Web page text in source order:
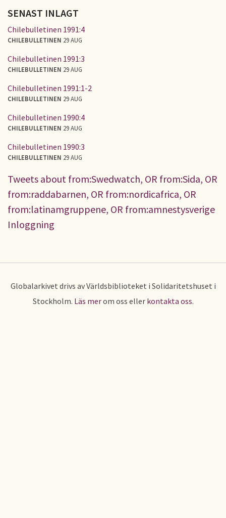
SENAST INLAGT
Chilebulletinen 1991:4
CHILEBULLETINEN 29 AUG
Chilebulletinen 1991:3
CHILEBULLETINEN 29 AUG
Chilebulletinen 1991:1-2
CHILEBULLETINEN 29 AUG
Chilebulletinen 1990:4
CHILEBULLETINEN 29 AUG
Chilebulletinen 1990:3
CHILEBULLETINEN 29 AUG
Tweets about from:Swedwatch, OR from:Sida, OR
from:raddabarnen, OR from:nordicafrica, OR
from:latinamgruppene, OR from:amnestysverige
Inloggning
Globalarkivet drivs av Världsbiblioteket i Solidaritetshuset i
Stockholm. Läs merom oss eller kontakta oss.